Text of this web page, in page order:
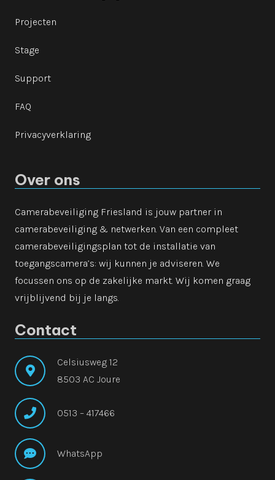
Projecten
Stage
Support
FAQ
Privacyverklaring
Over ons
Camerabeveiliging Friesland is jouw partner in
camerabeveiliging & netwerken. Van een compleet
camerabeveiligingsplan tot de installatie van
toegangscamera’s: wij kunnen je adviseren. We
focussen ons op de zakelijke markt. Wij komen graag
vrijblijvend bij je langs.
Contact
Celsiusweg 12
8503 AC Joure
0513 – 417466
WhatsApp